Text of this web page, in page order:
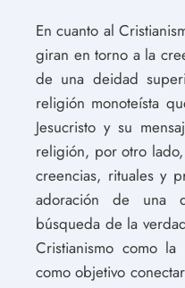
En cuanto al
giran en torno a la
de una deidad
religión monoteísta
Jesucristo y su
religión, por otro
creencias, rituales y
adoración de una
búsqueda de la
Cristianismo como
como objetivo